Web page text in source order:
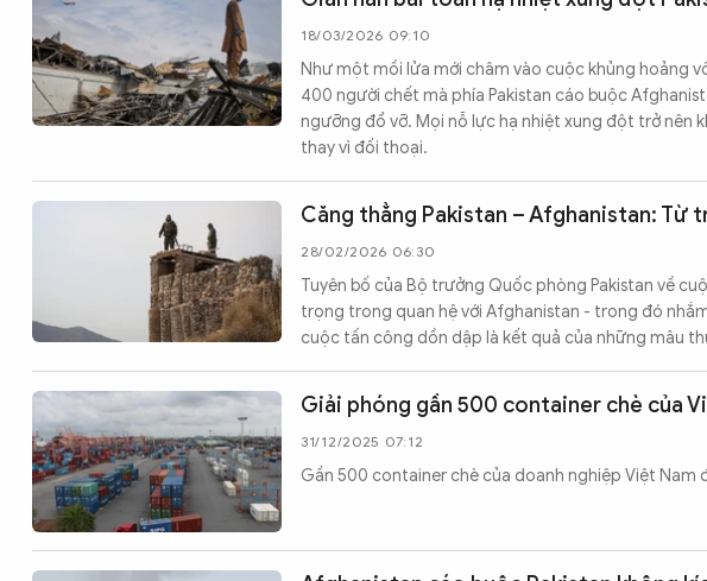
18/03/2026 09:10
Như một mồi lửa mới châm vào cuộc khủng hoảng
400 người chết mà phía Pakistan cáo buộc
ngưỡng đổ vỡ. Mọi nỗ lực hạ nhiệt xung đột trở nên
thay vì đối thoại.
Căng thẳng Pakistan – Afghanistan: Từ
28/02/2026 06:30
Tuyên bố của Bộ trưởng Quốc phòng Pakistan về
trọng trong quan hệ với Afghanistan - trong đó
cuộc tấn công dồn dập là kết quả của những mâu
Giải phóng gần 500 container chè của
31/12/2025 07:12
Gần 500 container chè của doanh nghiệp Việt